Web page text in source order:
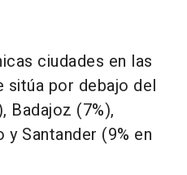
ciudades en las
sitúa por debajo del
Badajoz (7%),
Santander (9% en